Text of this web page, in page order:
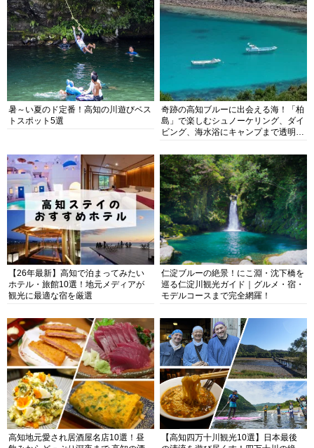
暑～い夏のド定番！高知の川遊びベス
トスポット5選
奇跡の高知ブルーに出会える海！「柏
島」で楽しむシュノーケリング、ダイ
ビング、海水浴にキャンプまで透明度
【26年最新】高知で泊まってみたい
ホテル・旅館10選！地元メディアが
観光に最適な宿を厳選
仁淀ブルーの絶景！にこ淵・沈下橋を
巡る仁淀川観光ガイド｜グルメ・宿・
モデルコースまで完全網羅！
高知地元愛され居酒屋名店10選！昼
【高知四万十川観光10選】日本最後